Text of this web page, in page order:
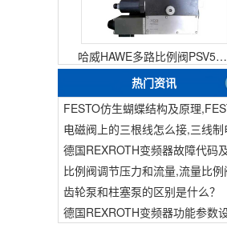
哈威HAWE多路比例阀PSV51-3
热门资讯
齿轮泵和柱塞泵的区别是什么？